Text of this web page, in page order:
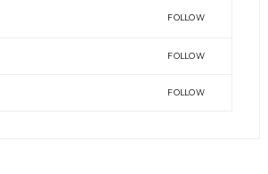
FOLLOW
FOLLOW
FOLLOW